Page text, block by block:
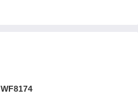
WF8174